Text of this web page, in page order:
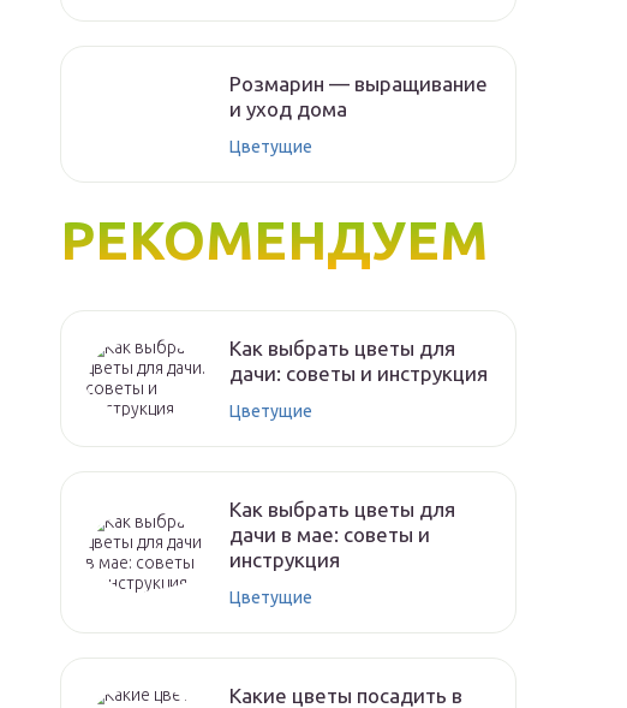
Розмарин — выращивание
и уход дома
Цветущие
РЕКОМЕНДУЕМ
Как выбрать цветы для
дачи: советы и инструкция
Цветущие
Как выбрать цветы для
дачи в мае: советы и
инструкция
Цветущие
Какие цветы посадить в